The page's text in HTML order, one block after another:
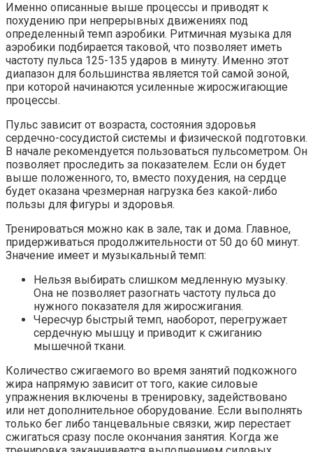
Именно описанные выше процессы и приводят к
похудению при непрерывных движениях под
определенный темп аэробики. Ритмичная музыка для
аэробики подбирается таковой, что позволяет иметь
частоту пульса 125-135 ударов в минуту. Именно этот
диапазон для большинства является той самой зоной,
при которой начинаются усиленные жиросжигающие
процессы.
Пульс зависит от возраста, состояния здоровья
сердечно-сосудистой системы и физической подготовки.
В начале рекомендуется пользоваться пульсометром. Он
позволяет проследить за показателем. Если он будет
выше положенного, то, вместо похудения, на сердце
будет оказана чрезмерная нагрузка без какой-либо
пользы для фигуры и здоровья.
Тренироваться можно как в зале, так и дома. Главное,
придерживаться продолжительности от 50 до 60 минут.
Значение имеет и музыкальный темп:
Нельзя выбирать слишком медленную музыку.
Она не позволяет разогнать частоту пульса до
нужного показателя для жиросжигания.
Чересчур быстрый темп, наоборот, перегружает
сердечную мышцу и приводит к сжиганию
мышечной ткани.
Количество сжигаемого во время занятий подкожного
жира напрямую зависит от того, какие силовые
упражнения включены в тренировку, задействовано
или нет дополнительное оборудование. Если выполнять
только бег либо танцевальные связки, жир перестает
сжигаться сразу после окончания занятия. Когда же